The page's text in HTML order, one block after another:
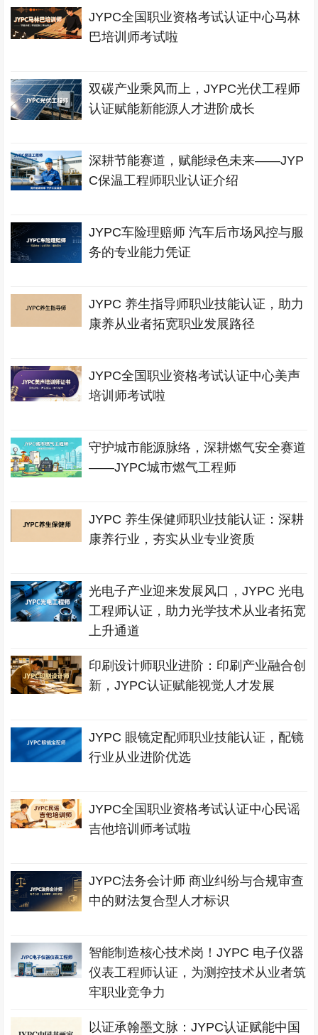
JYPC全国职业资格考试认证中心马林
巴培训师考试啦
双碳产业乘风而上，JYPC光伏工程师
认证赋能新能源人才进阶成长
深耕节能赛道，赋能绿色未来——JYP
C保温工程师职业认证介绍
JYPC车险理赔师 汽车后市场风控与服
务的专业能力凭证
JYPC 养生指导师职业技能认证，助力
康养从业者拓宽职业发展路径
JYPC全国职业资格考试认证中心美声
培训师考试啦
守护城市能源脉络，深耕燃气安全赛道
——JYPC城市燃气工程师
JYPC 养生保健师职业技能认证：深耕
康养行业，夯实从业专业资质
光电子产业迎来发展风口，JYPC 光电
工程师认证，助力光学技术从业者拓宽
上升通道
印刷设计师职业进阶：印刷产业融合创
新，JYPC认证赋能视觉人才发展
JYPC 眼镜定配师职业技能认证，配镜
行业从业进阶优选
JYPC全国职业资格考试认证中心民谣
吉他培训师考试啦
JYPC法务会计师 商业纠纷与合规审查
中的财法复合型人才标识
智能制造核心技术岗！JYPC 电子仪器
仪表工程师认证，为测控技术从业者筑
牢职业竞争力
以证承翰墨文脉：JYPC认证赋能中国